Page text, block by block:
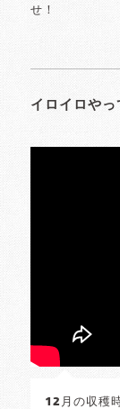
せ！
イロイロやっ
12月の収穫